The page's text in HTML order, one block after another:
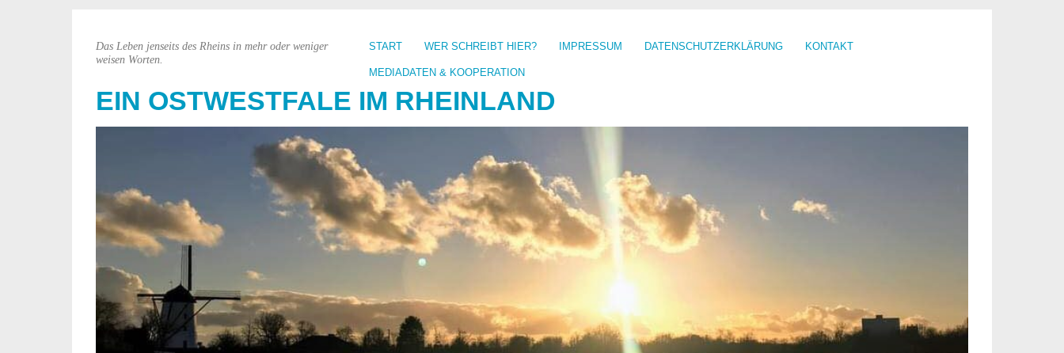
START WER SCHREIBT HIER? IMPRESSUM DATENSCHUTZERKLÄRUNG KONTAKT
MEDIADATEN & KOOPERATION
EIN OSTWESTFALE IM RHEINLAND
Das Leben jenseits des Rheins in mehr oder weniger
weisen Worten.